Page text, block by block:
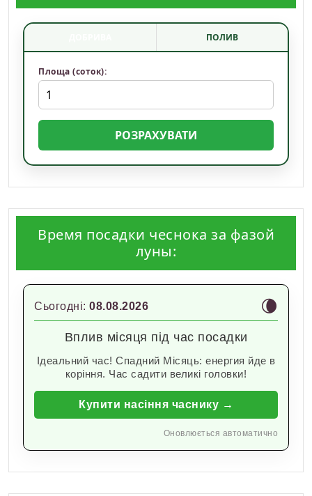
ПОЛИВ
Площа (соток):
РОЗРАХУВАТИ
Время посадки чеснока за фазой
луны:
Сьогодні: 08.08.2026 🌘
Вплив місяця під час посадки
Ідеальний час! Спадний Місяць: енергия йде в
коріння. Час садити великі головки!
Купити насіння часнику →
Оновлюється автоматично